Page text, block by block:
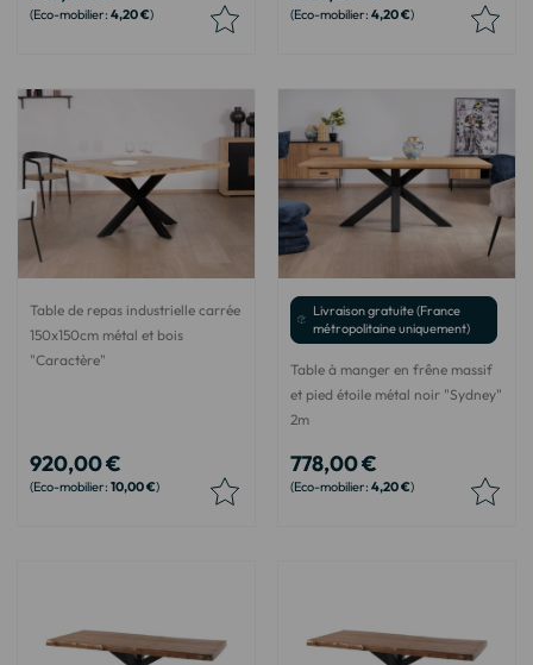
4,20 € 4,20 €
Table de repas industrielle carrée
150x150cm métal et bois
"Caractère"
920,00 €
10,00 €
Livraison gratuite (France
métropolitaine uniquement)
Table à manger en frêne massif
et pied étoile métal noir "Sydney"
2m
778,00 €
4,20 €